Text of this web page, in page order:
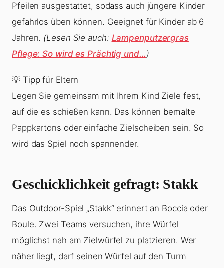
Pfeilen ausgestattet, sodass auch jüngere Kinder
gefahrlos üben können. Geeignet für Kinder ab 6
Jahren. (Lesen Sie auch: Lampenputzergras
Pflege: So wird es Prächtig und… )
💡 Tipp für Eltern
Legen Sie gemeinsam mit Ihrem Kind Ziele fest,
auf die es schießen kann. Das können bemalte
Pappkartons oder einfache Zielscheiben sein. So
wird das Spiel noch spannender.
Geschicklichkeit gefragt: Stakk
Das Outdoor-Spiel „Stakk“ erinnert an Boccia oder
Boule. Zwei Teams versuchen, ihre Würfel
möglichst nah am Zielwürfel zu platzieren. Wer
näher liegt, darf seinen Würfel auf den Turm